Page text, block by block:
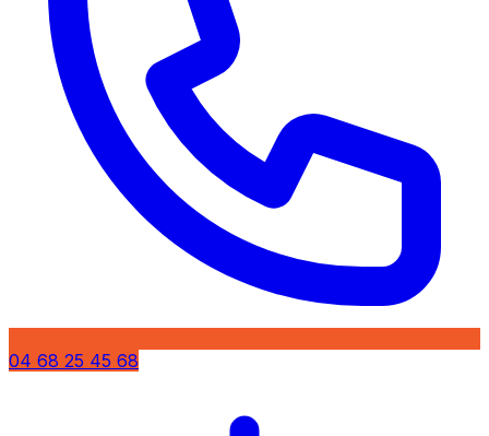
04 68 25 45 68